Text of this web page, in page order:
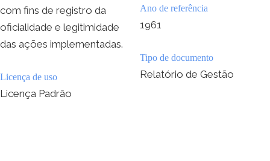
com fins de registro da
oficialidade e legitimidade
das ações implementadas.
Licença de uso
Licença Padrão
Ano de referência
1961
Tipo de documento
Relatório de Gestão